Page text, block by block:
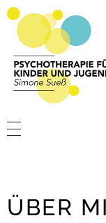
ÜBER